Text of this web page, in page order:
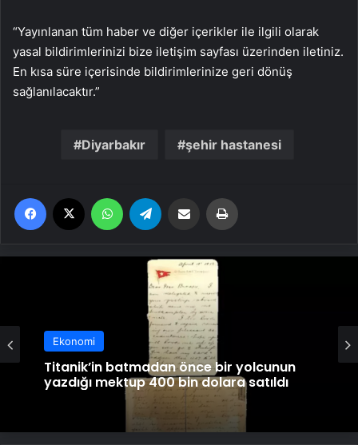
“Yayınlanan tüm haber ve diğer içerikler ile ilgili olarak
yasal bildirimlerinizi bize iletişim sayfası üzerinden iletiniz.
En kısa süre içerisinde bildirimlerinize geri dönüş
sağlanılacaktır.”
Diyarbakır şehir hastanesi
Facebook WhatsApp Email'den paylaş
Ekonomi
Titanik’in batmadan önce bir yolcunun
Ekonomi
Konya’daki Gevele Kalesi turizme
kazandırılacak